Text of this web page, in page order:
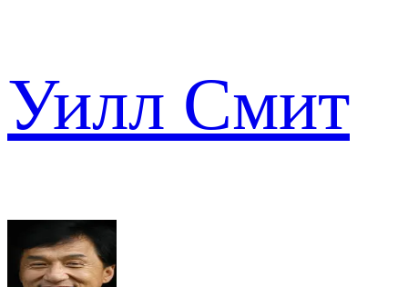
Уилл Смит